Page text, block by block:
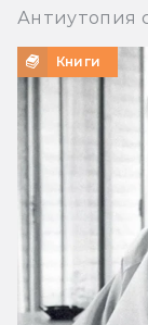
Антиутопия
Книги